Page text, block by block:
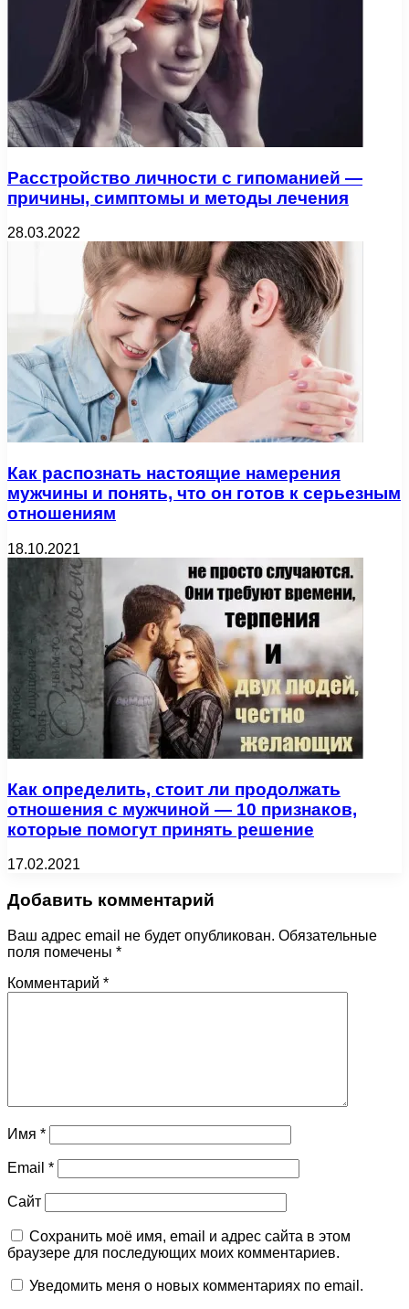
Расстройство личности с гипоманией —
причины, симптомы и методы лечения
28.03.2022
Как распознать настоящие намерения
мужчины и понять, что он готов к серьезным
отношениям
18.10.2021
Как определить, стоит ли продолжать
отношения с мужчиной — 10 признаков,
которые помогут принять решение
17.02.2021
Добавить комментарий
Ваш адрес email не будет опубликован. Обязательные
поля помечены *
Комментарий *
Имя *
Email *
Сайт
Сохранить моё имя, email и адрес сайта в этом
браузере для последующих моих комментариев.
Уведомить меня о новых комментариях по email.